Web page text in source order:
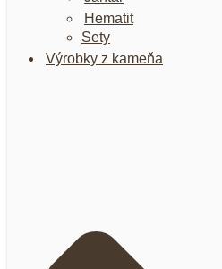
Hematit
Sety
Výrobky z kameňa